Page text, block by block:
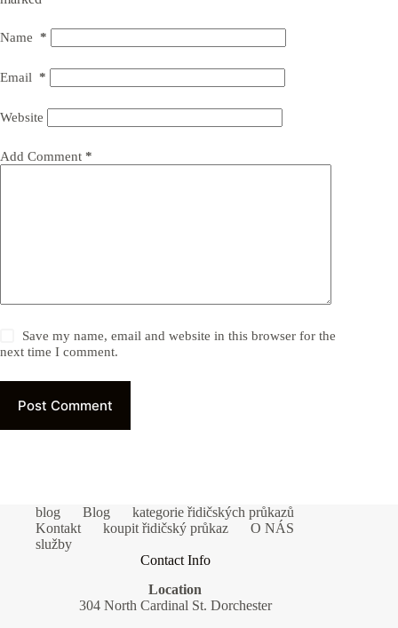
Name *
Email *
Website
Add Comment *
Save my name, email and website in this browser for the
next time I comment.
Post Comment
blog Blog
kategorie řidičských průkazů
Kontakt
koupit řidičský průkaz
O NÁS
služby
Contact Info
Location
304 North Cardinal St. Dorchester